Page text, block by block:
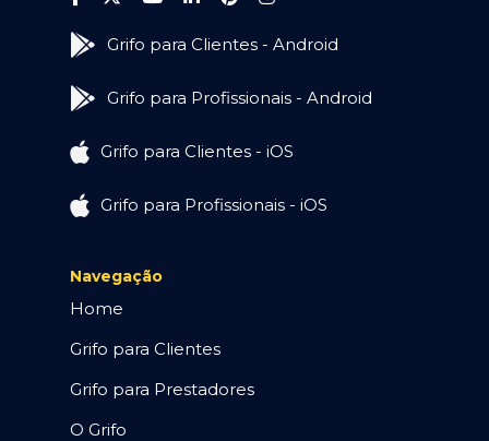
Grifo para Clientes - Android
Grifo para Profissionais - Android
Grifo para Clientes - iOS
Grifo para Profissionais - iOS
Navegação
Home
Grifo para Clientes
Grifo para Prestadores
O Grifo